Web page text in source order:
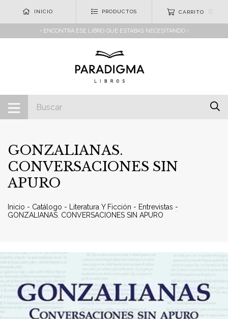
INICIO PRODUCTOS CARRITO 0
• ENCONTRÁ ESE LIBRO QUE ESTABAS NECESITANDO •
GONZALIANAS.
CONVERSACIONES SIN
APURO
Inicio - Catálogo - Literatura Y Ficción - Entrevistas -
GONZALIANAS. CONVERSACIONES SIN APURO